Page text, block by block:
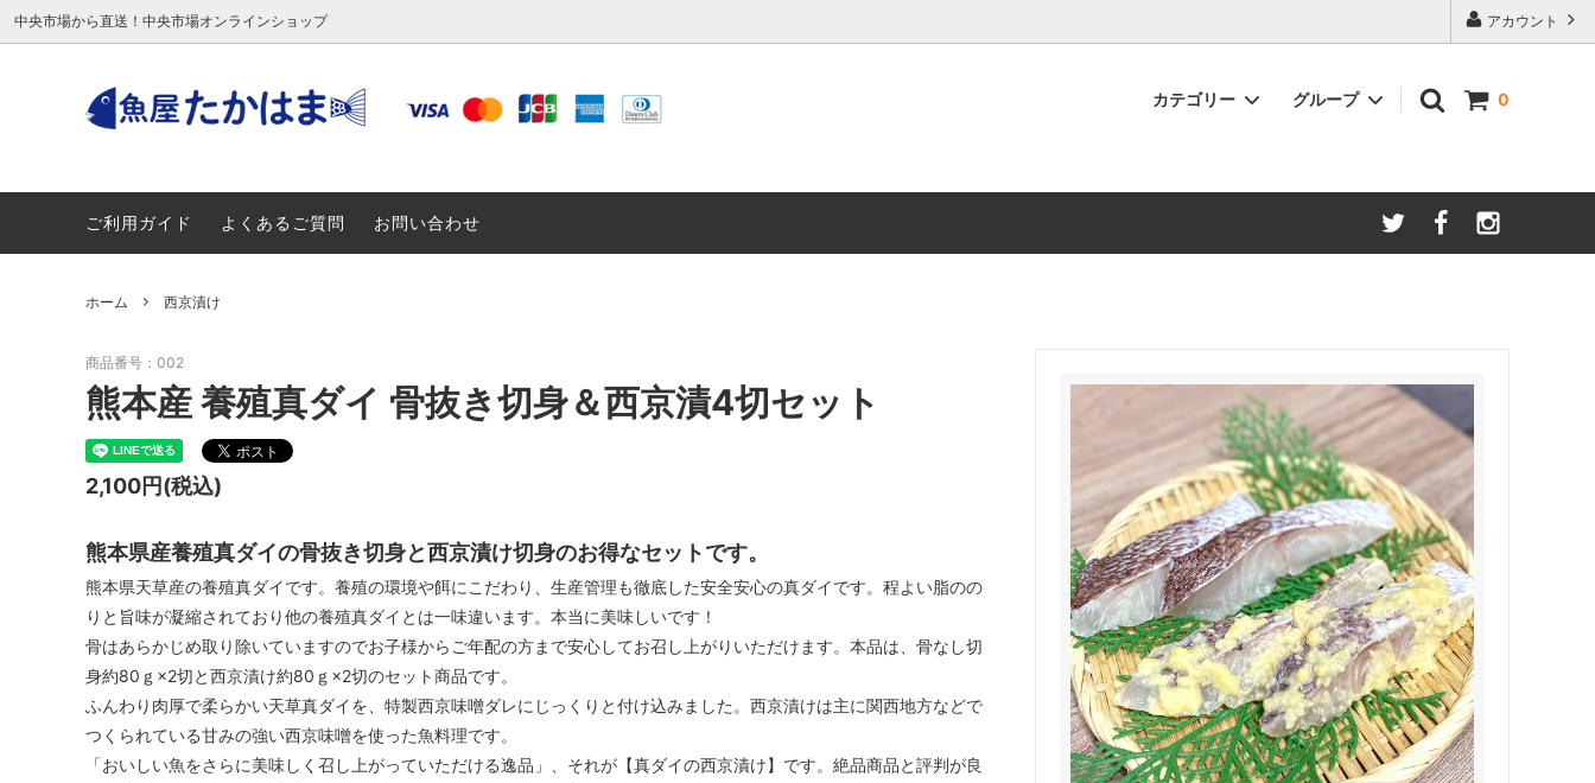
アカウント
中央市場から直送！中央市場オンラインショップ
0
カテゴリー
塩干商品（ちりめんなど）
調理・加工品（ふぐ、かに、うなぎな
ど）
グループ
ご利用ガイド よくあるご質問 お問い合わせ
ホーム 西京漬け
商品番号：002
熊本産 養殖真ダイ 骨抜き切身＆西京漬4切セット
2,100円(税込)
熊本県産養殖真ダイの骨抜き切身と西京漬け切身のお得なセットです。
熊本県天草産の養殖真ダイです。養殖の環境や餌にこだわり、生産管理も徹底した安全安心の真ダイです。程よい脂のの
りと旨味が凝縮されており他の養殖真ダイとは一味違います。本当に美味しいです！
骨はあらかじめ取り除いていますのでお子様からご年配の方まで安心してお召し上がりいただけます。本品は、骨なし切
身約80ｇ×2切と西京漬け約80ｇ×2切のセット商品です。
ふんわり肉厚で柔らかい天草真ダイを、特製西京味噌ダレにじっくりと付け込みました。西京漬けは主に関西地方などで
つくられている甘みの強い西京味噌を使った魚料理です。
「おいしい魚をさらに美味しく召し上がっていただける逸品」、それが【真ダイの西京漬け】です。絶品商品と評判が良